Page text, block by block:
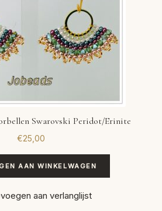
Swarovski Peridot/Erinite
€25,00
AAN WINKELWAGEN
aan verlanglijst